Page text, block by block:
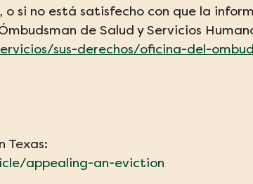
o si no está satisfecho con que la
de Salud y Servicios
sus-derechos/oficina-del-
Texas:
appealing-an-eviction